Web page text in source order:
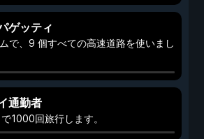
ゲッティ
で、9 個すべての高速道路を使いまし
通勤者
1000回旅行します。